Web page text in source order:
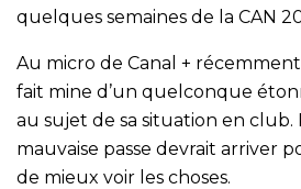
quelques semaines de la CAN
Au micro de Canal + récemment,
fait mine d’un quelconque
au sujet de sa situation en
mauvaise passe devrait arriver
de mieux voir les choses.